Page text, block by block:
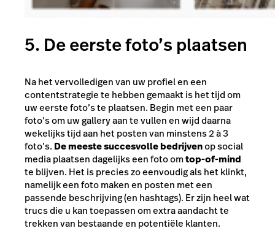
5. De eerste foto’s plaatsen
Na het vervolledigen van uw profiel en een
contentstrategie te hebben gemaakt is het tijd om
uw eerste foto’s te plaatsen. Begin met een paar
foto’s om uw gallery aan te vullen en wijd daarna
wekelijks tijd aan het posten van minstens 2 à 3
foto’s. De meeste succesvolle bedrijvenop social
media plaatsen dagelijks een foto omtop-of-mind
te blijven. Het is precies zo eenvoudig als het klinkt,
namelijk een foto maken en posten met een
passende beschrijving (en hashtags). Er zijn heel wat
trucs die u kan toepassen om extra aandacht te
trekken van bestaande en potentiële klanten.